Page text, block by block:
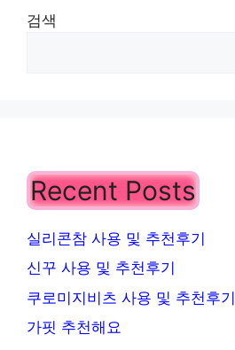
검색
Recent Posts
실리콘참 사용 및 추천후기
신꾸 사용 및 추천후기
쿠로미지비츠 사용 및 추천후기
가핏 추천해요